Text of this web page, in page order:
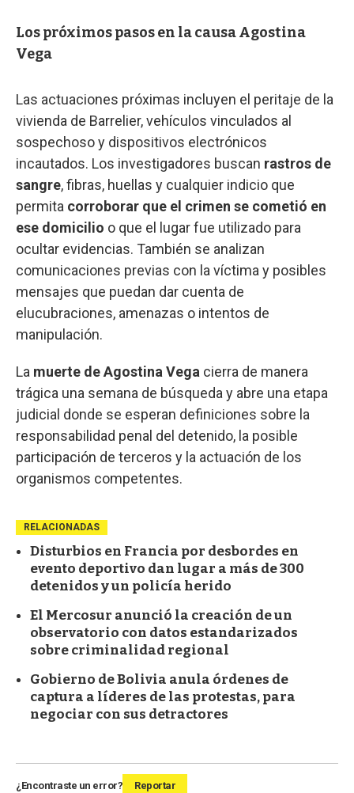
Los próximos pasos en la causa Agostina
Vega
Las actuaciones próximas incluyen el peritaje de la
vivienda de Barrelier, vehículos vinculados al
sospechoso y dispositivos electrónicos
incautados. Los investigadores buscan rastros de
sangre, fibras, huellas y cualquier indicio que
permita corroborar que el crimen se cometió en
ese domicilio o que el lugar fue utilizado para
ocultar evidencias. También se analizan
comunicaciones previas con la víctima y posibles
mensajes que puedan dar cuenta de
elucubraciones, amenazas o intentos de
manipulación.
La muerte de Agostina Vega cierra de manera
trágica una semana de búsqueda y abre una etapa
judicial donde se esperan definiciones sobre la
responsabilidad penal del detenido, la posible
participación de terceros y la actuación de los
organismos competentes.
RELACIONADAS
Disturbios en Francia por desbordes en
evento deportivo dan lugar a más de 300
detenidos y un policía herido
El Mercosur anunció la creación de un
observatorio con datos estandarizados
sobre criminalidad regional
Gobierno de Bolivia anula órdenes de
captura a líderes de las protestas, para
negociar con sus detractores
¿Encontraste un error? Reportar